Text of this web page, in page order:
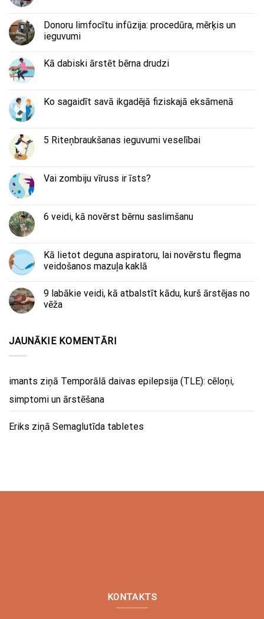
Donoru limfocītu infūzija: procedūra, mērķis un
ieguvumi
Kā dabiski ārstēt bērna drudzi
Ko sagaidīt savā ikgadējā fiziskajā eksāmenā
5 Riteņbraukšanas ieguvumi veselībai
Vai zombiju vīruss ir īsts?
6 veidi, kā novērst bērnu saslimšanu
Kā lietot deguna aspiratoru, lai novērstu flegma
veidošanos mazuļa kaklā
9 labākie veidi, kā atbalstīt kādu, kurš ārstējas no
vēža
JAUNĀKIE KOMENTĀRI
imants ziņā Temporālā daivas epilepsija (TLE): cēloņi,
simptomi un ārstēšana
Eriks ziņā Semaglutīda tabletes
KONTAKTS